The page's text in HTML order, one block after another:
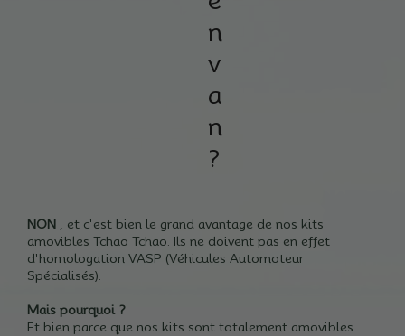
n
v
a
n
?
NON , et c'est bien le grand avantage de nos kits
amovibles Tchao Tchao. Ils ne doivent pas en effet
d'homologation VASP (Véhicules Automoteur
Spécialisés).
Mais pourquoi ?
Et bien parce que nos kits sont totalement amovibles.